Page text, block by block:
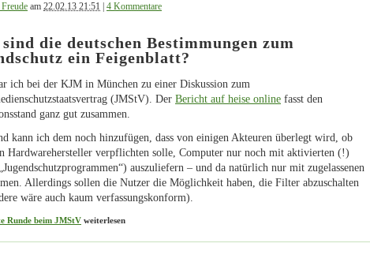
am 22.02.13 21:51 4 Kommentare
die deutschen Bestimmungen zum
ein Feigenblatt?
ich bei der KJM in München zu einer Diskussion zum
(JMStV). Der Bericht auf heise online fasst den
ganz gut zusammen.
kann ich dem noch hinzufügen, dass von einigen Akteuren überlegt wird, ob
Hardwarehersteller verpflichten solle, Computer nur noch mit aktivierten (!)
auszuliefern – und da natürlich nur mit zugelassenen
Allerdings sollen die Nutzer die Möglichkeit haben, die Filter abzuschalten
wäre auch kaum verfassungskonform).
Runde beim JMStV weiterlesen